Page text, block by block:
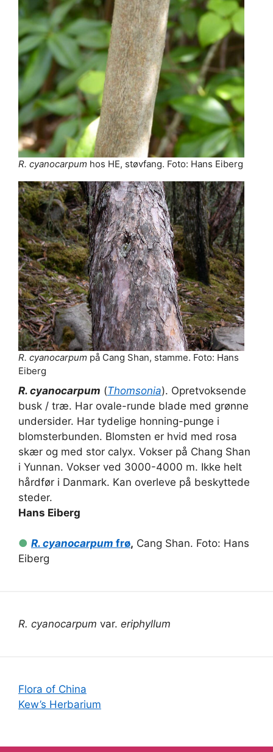
R. cyanocarpum hos HE, støvfang. Foto: Hans Eiberg
R. cyanocarpum på Cang Shan, stamme. Foto: Hans
Eiberg
R. cyanocarpum (Thomsonia). Opretvoksende
busk / træ. Har ovale-runde blade med grønne
undersider. Har tydelige honning-punge i
blomsterbunden. Blomsten er hvid med rosa
skær og med stor calyx. Vokser på Chang Shan
i Yunnan. Vokser ved 3000-4000 m. Ikke helt
hårdfør i Danmark. Kan overleve på beskyttede
steder.
Hans Eiberg
● R. cyanocarpum frø, Cang Shan. Foto: Hans
Eiberg
R. cyanocarpum var. eriphyllum
Flora of China
Kew’s Herbarium